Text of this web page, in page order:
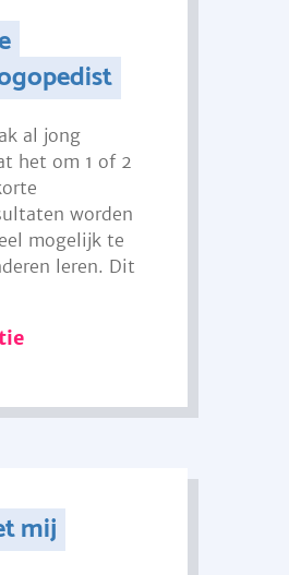
al jong
het om 1 of 2
worden
mogelijk te
leren. Dit
mij